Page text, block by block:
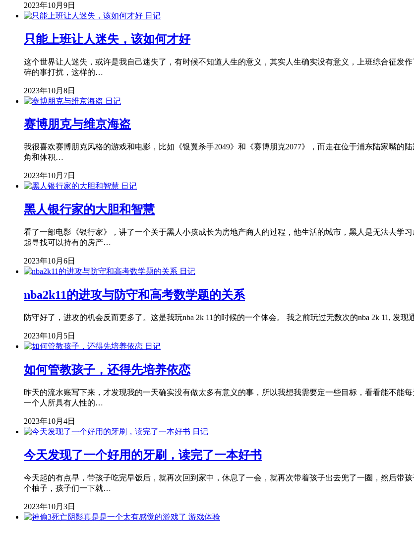
2023年10月9日
日记
只能上班让人迷失，该如何才好
这个世界让人迷失，或许是我自己迷失了，有时候不知道人生的意义，其实人生确实没有意义，上班综合征发
碎的事打扰，这样的…
2023年10月8日
日记
赛博朋克与维京海盗
我很喜欢赛博朋克风格的游戏和电影，比如《银翼杀手2049》和《赛博朋克2077》，而走在位于浦东陆家嘴的
角和体积…
2023年10月7日
日记
黑人银行家的大胆和智慧
看了一部电影《银行家》，讲了一个关于黑人小孩成长为房地产商人的过程，他生活的城市，黑人是无法去学
起寻找可以持有的房产…
2023年10月6日
日记
nba2k11的进攻与防守和高考数学题的关系
防守好了，进攻的机会反而更多了。这是我玩nba 2k 11的时候的一个体会。 我之前玩过无数次的nba 2k 11, 发
2023年10月5日
日记
如何管教孩子，还得先培养依恋
昨天的流水账写下来，才发现我的一天确实没有做太多有意义的事，所以我想我需要定一些目标，看看能不能
一个人所具有人性的…
2023年10月4日
日记
今天发现了一个好用的牙刷，读完了一本好书
今天起的有点早，带孩子吃完早饭后，就再次回到家中，休息了一会，就再次带着孩子出去兜了一圈，然后带
个柚子，孩子们一下就…
2023年10月3日
游戏体验